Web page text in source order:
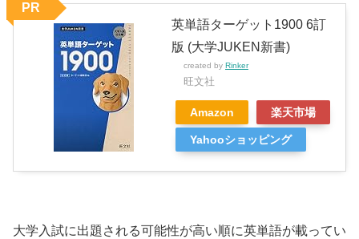
英単語ターゲット1900 6訂
版 (大学JUKEN新書)
created by Rinker
旺文社
Amazon 楽天市場
Yahooショッピング
PR
大学入試に出題される可能性が高い順に英単語が載ってい